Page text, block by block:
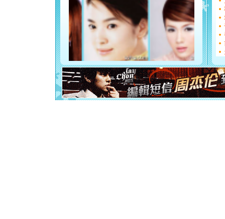
都要快乐
[圣诞节]
如意,快
[元旦]
看
断电。
你是我
[元旦] 如
起；二是
离。水晶
[元旦]当
泣，这痛
卖了。水